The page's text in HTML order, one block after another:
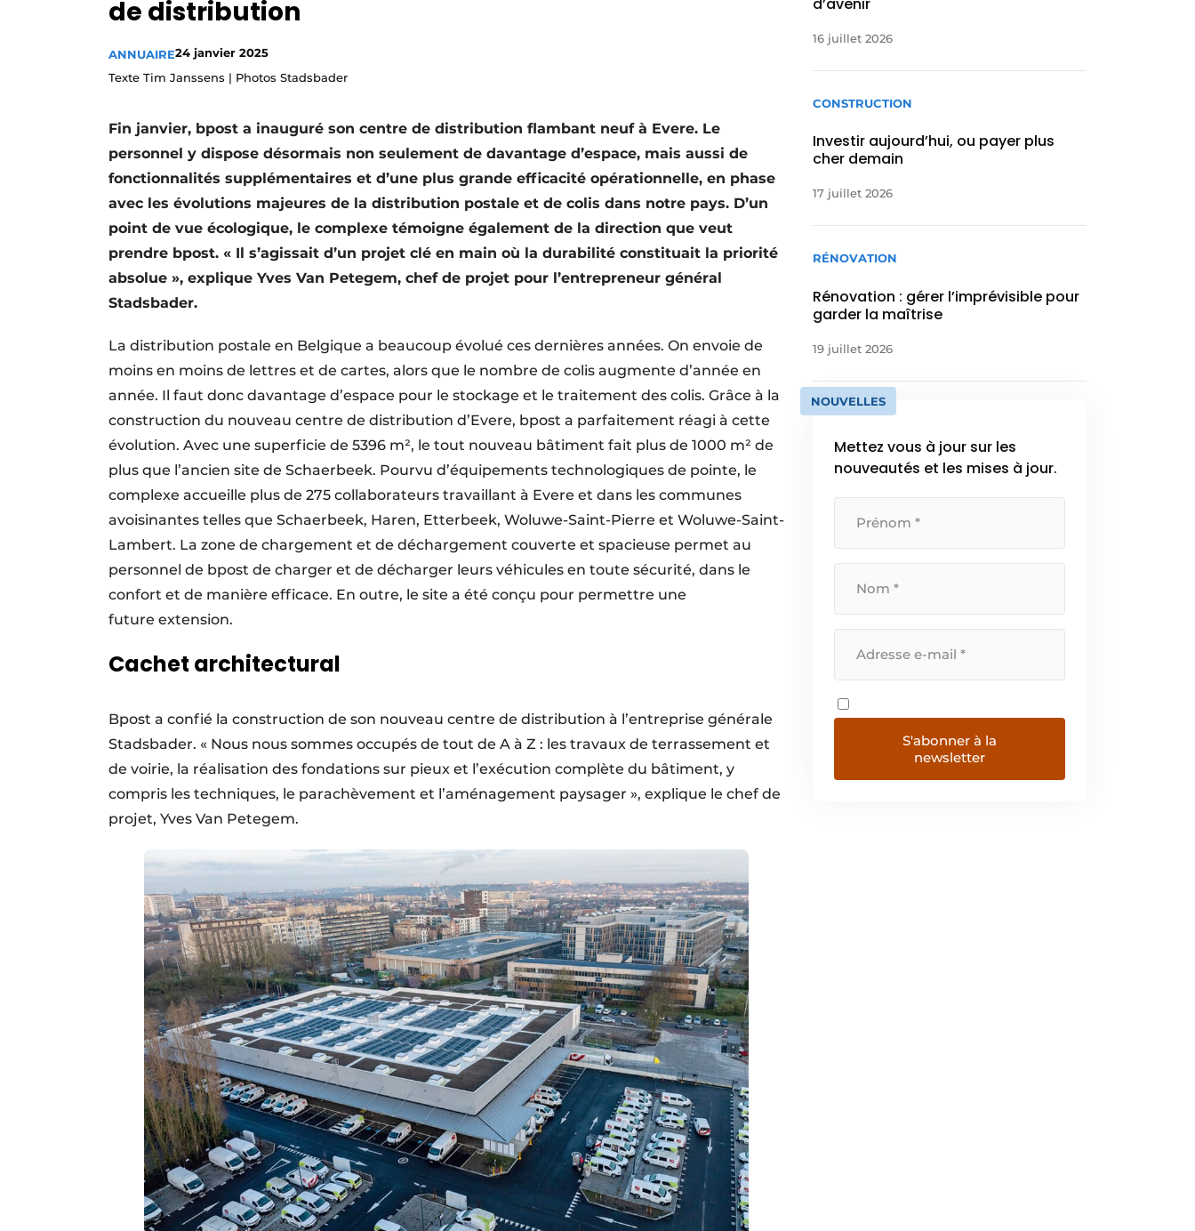
Termes et conditions
Video’s
de distribution
ANNUAIRE24 janvier 2025
Texte Tim Janssens | Photos Stadsbader
Fin janvier, bpost a inauguré son centre de distribution flambant neuf à Evere. Le
personnel y dispose désormais non seulement de davantage d’espace, mais aussi de
fonctionnalités supplémentaires et d’une plus grande efficacité opérationnelle, en phase
avec les évolutions majeures de la distribution postale et de colis dans notre pays. D’un
point de vue écologique, le complexe témoigne également de la direction que veut
prendre bpost. « Il s’agissait d’un projet clé en main où la durabilité constituait la priorité
absolue », explique Yves Van Petegem, chef de projet pour l’entrepreneur général
Stadsbader.
La distribution postale en Belgique a beaucoup évolué ces dernières années. On envoie de
moins en moins de lettres et de cartes, alors que le nombre de colis augmente d’année en
année. Il faut donc davantage d’espace pour le stockage et le traitement des colis. Grâce à la
construction du nouveau centre de distribution d’Evere, bpost a parfaitement réagi à cette
évolution. Avec une superficie de 5396 m², le tout nouveau bâtiment fait plus de 1000 m² de
plus que l’ancien site de Schaerbeek. Pourvu d’équipements technologiques de pointe, le
complexe accueille plus de 275 collaborateurs travaillant à Evere et dans les communes
avoisinantes telles que Schaerbeek, Haren, Etterbeek, Woluwe-Saint-Pierre et Woluwe-Saint-
Lambert. La zone de chargement et de déchargement couverte et spacieuse permet au
personnel de bpost de charger et de décharger leurs véhicules en toute sécurité, dans le
confort et de manière efficace. En outre, le site a été conçu pour permettre une
future extension.
Cachet architectural
Bpost a confié la construction de son nouveau centre de distribution à l’entreprise générale
Stadsbader. « Nous nous sommes occupés de tout de A à Z : les travaux de terrassement et
de voirie, la réalisation des fondations sur pieux et l’exécution complète du bâtiment, y
compris les techniques, le parachèvement et l’aménagement paysager », explique le chef de
projet, Yves Van Petegem.
16 juillet 2026
CONSTRUCTION
Investir aujourd’hui, ou payer plus
cher demain
17 juillet 2026
RÉNOVATION
Rénovation : gérer l’imprévisible pour
garder la maîtrise
19 juillet 2026
NOUVELLES
Mettez vous à jour sur les
nouveautés et les mises à jour.
S'abonner à la
newsletter